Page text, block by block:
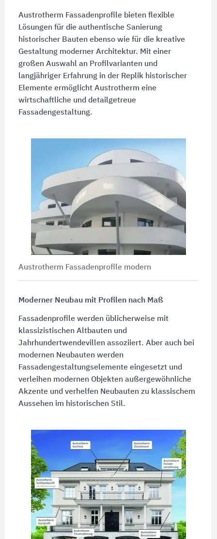
Austrotherm Fassadenprofile bieten flexible
Lösungen für die authentische Sanierung
historischer Bauten ebenso wie für die kreative
Gestaltung moderner Architektur. Mit einer
großen Auswahl an Profilvarianten und
langjähriger Erfahrung in der Replik historischer
Elemente ermöglicht Austrotherm eine
wirtschaftliche und detailgetreue
Fassadengestaltung.
Austrotherm Fassadenprofile modern
Moderner Neubau mit Profilen nach Maß
Fassadenprofile werden üblicherweise mit
klassizistischen Altbauten und
Jahrhundertwendevillen assoziiert. Aber auch bei
modernen Neubauten werden
Fassadengestaltungselemente eingesetzt und
verleihen modernen Objekten außergewöhnliche
Akzente und verhelfen Neubauten zu klassischem
Aussehen im historischen Stil.